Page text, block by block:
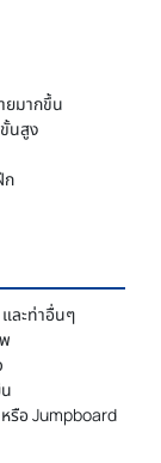
ยมากขึ้น
นสูง
ก
ละท่าอื่นๆ
รือ Jumpboard